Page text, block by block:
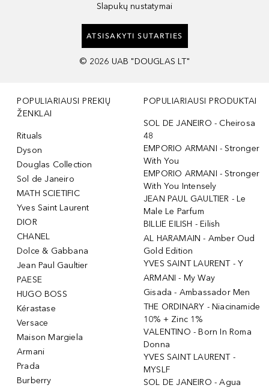
Slapukų nustatymai
ATSISAKYTI SUTARTIES
© 2026 UAB "DOUGLAS LT"
POPULIARIAUSI PREKIŲ
ŽENKLAI
Rituals
Dyson
Douglas Collection
Sol de Janeiro
MATH SCIETIFIC
Yves Saint Laurent
DIOR
CHANEL
Dolce & Gabbana
Jean Paul Gaultier
PAESE
HUGO BOSS
Kérastase
Versace
Maison Margiela
Armani
Prada
Burberry
POPULIARIAUSI PRODUKTAI
SOL DE JANEIRO - Cheirosa
48
EMPORIO ARMANI - Stronger
With You
EMPORIO ARMANI - Stronger
With You Intensely
JEAN PAUL GAULTIER - Le
Male Le Parfum
BILLIE EILISH - Eilish
AL HARAMAIN - Amber Oud
Gold Edition
YVES SAINT LAURENT - Y
ARMANI - My Way
Gisada - Ambassador Men
THE ORDINARY - Niacinamide
10% + Zinc 1%
VALENTINO - Born In Roma
Donna
YVES SAINT LAURENT -
MYSLF
SOL DE JANEIRO - Agua